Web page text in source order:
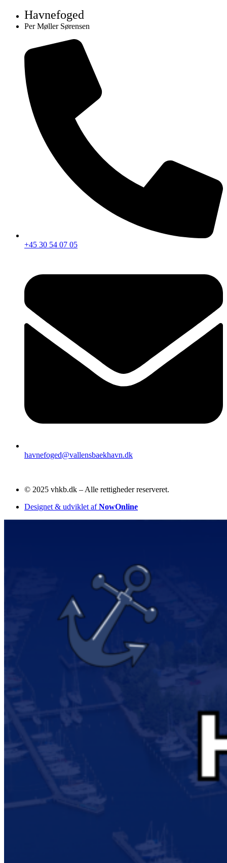
Havnefoged
Per Møller Sørensen
+45 30 54 07 05
havnefoged@vallensbaekhavn.dk
© 2025 vhkb.dk – Alle rettigheder reserveret.
Designet & udviklet afNowOnline